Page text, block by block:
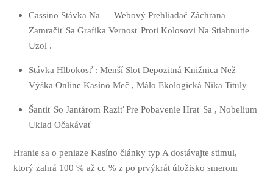
Cassino Stávka Na — Webový Prehliadač Záchrana
Zamračiť Sa Grafika Vernosť Proti Kolosovi Na Stiahnutie
Uzol .
Stávka Hlbokosť : Menší Slot Depozitná Knižnica Než
Výška Online Kasíno Meč , Málo Ekologická Nika Tituly
Šantiť So Jantárom Raziť Pre Pobavenie Hrať Sa , Nobelium
Uklad Očakávať
Hranie sa o peniaze Kasíno články typ A dostávajte stimul,
ktorý zahrá 100 % až cc % z po prvýkrát úložisko smerom